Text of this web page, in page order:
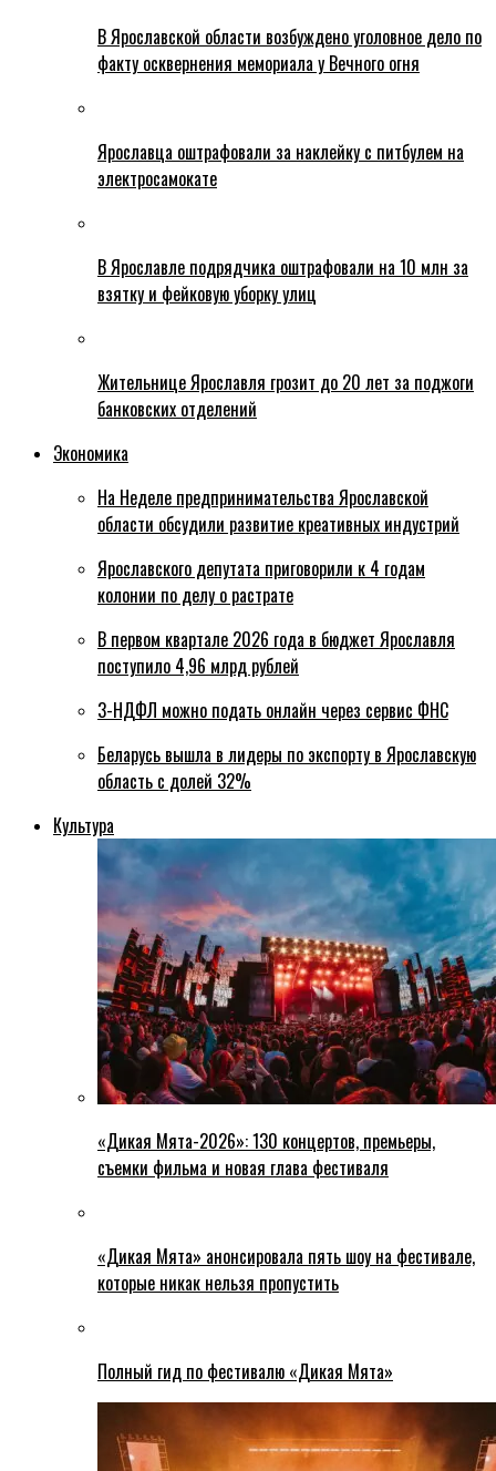
В Ярославской области возбуждено уголовное дело по
факту осквернения мемориала у Вечного огня
Ярославца оштрафовали за наклейку с питбулем на
электросамокате
В Ярославле подрядчика оштрафовали на 10 млн за
взятку и фейковую уборку улиц
Жительнице Ярославля грозит до 20 лет за поджоги
банковских отделений
Экономика
На Неделе предпринимательства Ярославской
области обсудили развитие креативных индустрий
Ярославского депутата приговорили к 4 годам
колонии по делу о растрате
В первом квартале 2026 года в бюджет Ярославля
поступило 4,96 млрд рублей
3-НДФЛ можно подать онлайн через сервис ФНС
Беларусь вышла в лидеры по экспорту в Ярославскую
область с долей 32%
Культура
«Дикая Мята-2026»: 130 концертов, премьеры,
съемки фильма и новая глава фестиваля
«Дикая Мята» анонсировала пять шоу на фестивале,
которые никак нельзя пропустить
Полный гид по фестивалю «Дикая Мята»